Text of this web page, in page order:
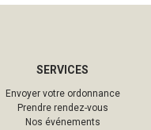
SERVICES
Envoyer votre ordonnance
Prendre rendez-vous
Nos événements